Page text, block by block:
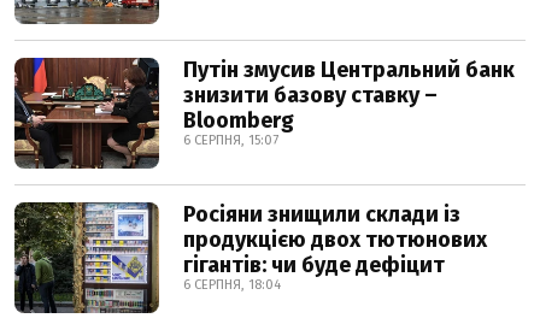
Путін змусив Центральний банк
знизити базову ставку –
Bloomberg
6 СЕРПНЯ, 15:07
Росіяни знищили склади із
продукцією двох тютюнових
гігантів: чи буде дефіцит
6 СЕРПНЯ, 18:04